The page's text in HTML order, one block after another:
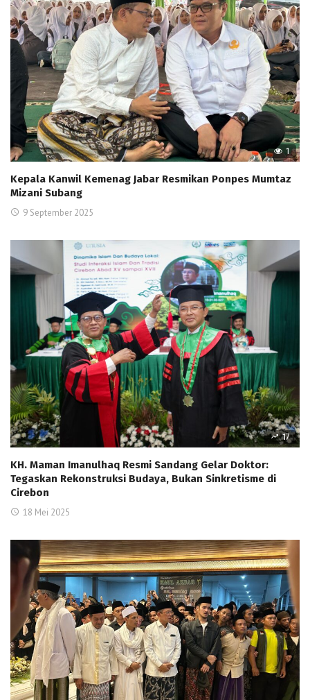
1
Kepala Kanwil Kemenag Jabar Resmikan Ponpes Mumtaz
Mizani Subang
9 September 2025
17
KH. Maman Imanulhaq Resmi Sandang Gelar Doktor:
Tegaskan Rekonstruksi Budaya, Bukan Sinkretisme di
Cirebon
18 Mei 2025